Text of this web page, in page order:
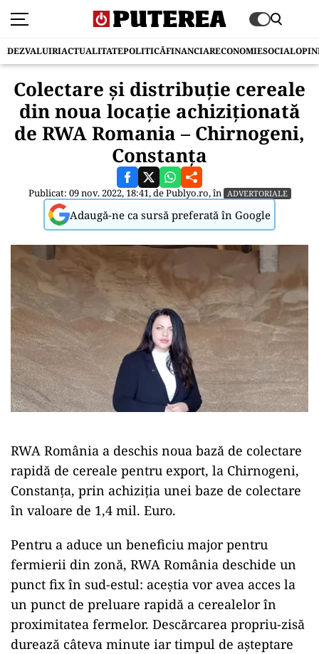
DEZVALUIRIACTUALITATEPOLITICĂFINANCIARECONOMIESOCIAL
Colectare și distribuție cereale
din noua locație achiziționată
de RWA Romania – Chirnogeni,
Constanța
Publicat: 09 nov. 2022, 18:41, dePublyo.ro, în ADVERTORIALE
Adaugă-ne ca sursă preferată în Google
RWA România a deschis noua bază de colectare
rapidă de cereale pentru export, la Chirnogeni,
Constanța, prin achiziția unei baze de colectare
în valoare de 1,4 mil. Euro.
Pentru a aduce un beneficiu major pentru
fermierii din zonă, RWA România deschide un
punct fix în sud-estul: aceștia vor avea acces la
un punct de preluare rapidă a cerealelor în
proximitatea fermelor. Descărcarea propriu-zisă
durează câteva minute iar timpul de așteptare